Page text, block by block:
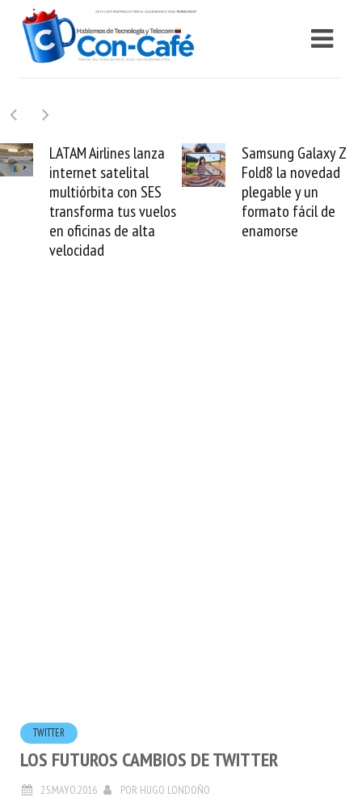
Samsung Galaxy Z
Fold8 la novedad
plegable y un
formato fácil de
enamorse
Cashea levanta 100
millones de dólares y
valida el crédito del
venezolano ante el
mundo
LOS FUTUROS CAMBIOS DE TWITTER
25.MAYO.2016 PORHUGO LONDOÑO